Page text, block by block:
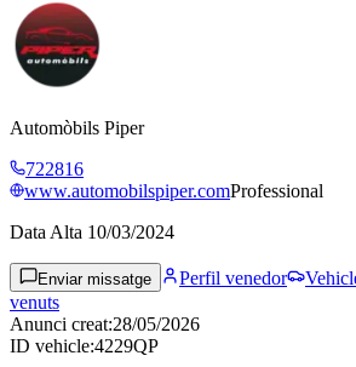
Automòbils Piper
722816
www.automobilspiper.comProfessional
Data Alta 10/03/2024
Enviar missatge Perfil venedor
venuts
Anunci creat:28/05/2026
ID vehicle:4229QP